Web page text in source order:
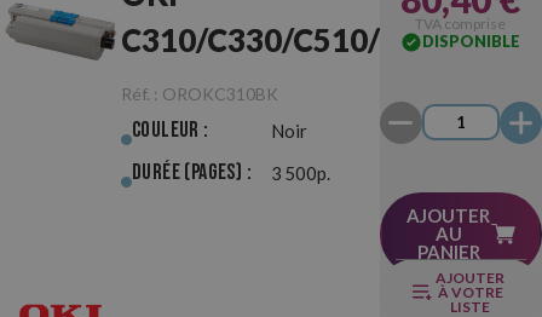
C310/C330/C510/C530
Noir Originale
Réf. : OROKC310BK
Couleur : Noir
Durée (pages) : 3 500p.
TVA comprise
DISPONIBLE
AJOUTER
AU
PANIER
AJOUTER
À VOTRE
LISTE